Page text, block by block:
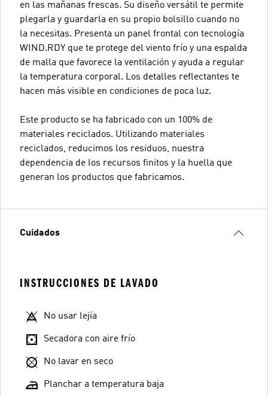
en las mañanas frescas. Su diseño versátil te permite
plegarla y guardarla en su propio bolsillo cuando no
la necesitas. Presenta un panel frontal con tecnología
WIND.RDY que te protege del viento frío y una espalda
de malla que favorece la ventilación y ayuda a regular
la temperatura corporal. Los detalles reflectantes te
hacen más visible en condiciones de poca luz.
Este producto se ha fabricado con un 100% de
materiales reciclados. Utilizando materiales
reciclados, reducimos los residuos, nuestra
dependencia de los recursos finitos y la huella que
generan los productos que fabricamos.
Cuidados
INSTRUCCIONES DE LAVADO
No usar lejía
Secadora con aire frío
No lavar en seco
Planchar a temperatura baja